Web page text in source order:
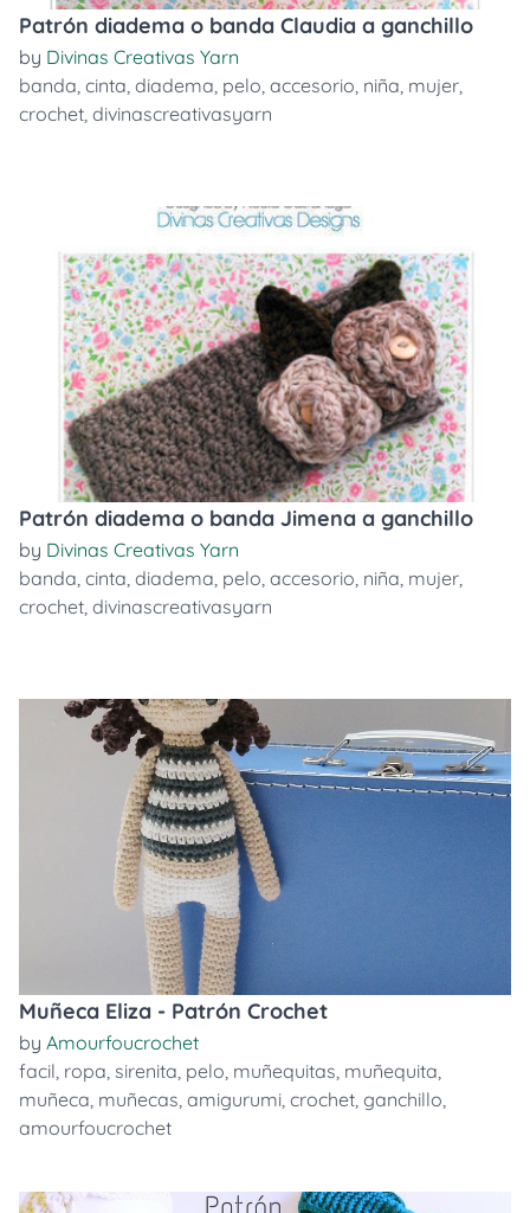
Patrón diadema o banda Claudia a ganchillo
by Divinas Creativas Yarn
banda, cinta, diadema, pelo, accesorio, niña, mujer,
crochet, divinascreativasyarn
Patrón diadema o banda Jimena a ganchillo
by Divinas Creativas Yarn
banda, cinta, diadema, pelo, accesorio, niña, mujer,
crochet, divinascreativasyarn
Muñeca Eliza - Patrón Crochet
by Amourfoucrochet
facil, ropa, sirenita, pelo, muñequitas, muñequita,
muñeca, muñecas, amigurumi, crochet, ganchillo,
amourfoucrochet